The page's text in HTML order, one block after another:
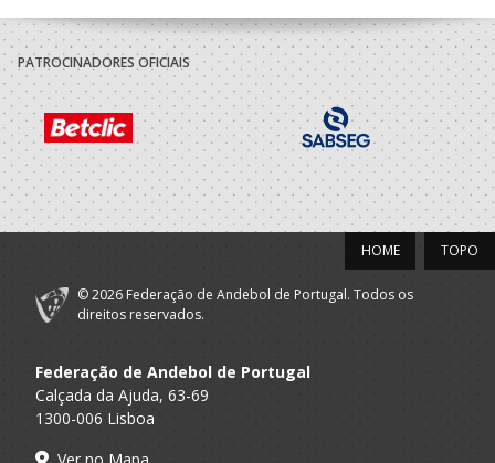
PATROCINADORES OFICIAIS
TOPO
HOME
© 2026 Federação de Andebol de Portugal. Todos os
direitos reservados.
Federação de Andebol de Portugal
Calçada da Ajuda, 63-69
1300-006 Lisboa